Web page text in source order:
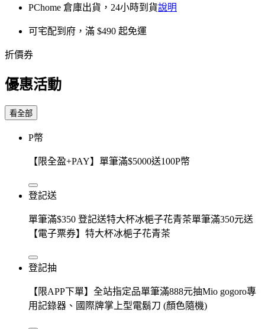
PChome 倉庫出貨，24小時到貨說明
可宅配到府，滿 $490 起免運
折價券
優惠活動
看全部
P幣
【限全盈+PAY】單筆滿$5000送100P幣
登記送
單筆滿$350 登記送特大杯冰梔子花青茶單筆滿350元送
【電子票券】特大杯冰梔子花青茶
登記抽
【限APP下單】全站指定品單筆滿888元抽Mio gogoro專
用記錄器、國際牌掌上型電鬍刀 (顏色隨機)